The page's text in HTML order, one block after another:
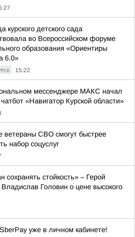
курского детского сада
во Всероссийском форуме
образования «Ориентиры
6.0»
15:22
мессенджере МАКС начал
«Навигатор Курской области»
ветераны СВО смогут быстрее
набор соцуслуг
сохранять стойкость» – Герой
Владислав Головин о цене высокого
уже в личном кабинете!